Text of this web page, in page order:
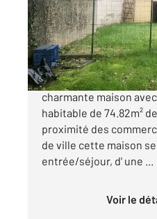
Maison à vendre
167 000
A VENDRE SUR DAX,
charmante maison
habitable de 74.82m²
proximité des
de ville cette maison
entrée/séjour, d' une ...
Voir le